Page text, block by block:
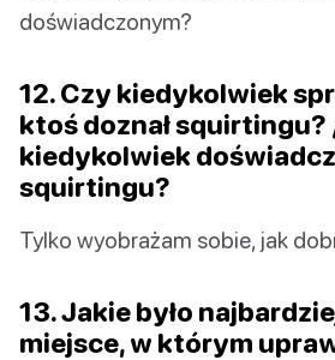
doświadczonym?
12. Czy kiedykolwiek
ktoś doznał squirtingu?
kiedykolwiek
squirtingu?
Tylko wyobrażam sobie, jak
13. Jakie było
miejsce, w którym